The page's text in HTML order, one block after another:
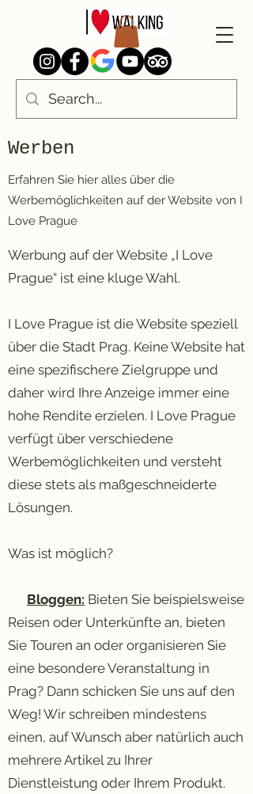
Werben
Erfahren Sie hier alles über die
Werbemöglichkeiten auf der Website von I
Love Prague
Werbung auf der Website „I Love
Prague“ ist eine kluge Wahl.
I Love Prague ist die Website speziell
über die Stadt Prag. Keine Website hat
eine spezifischere Zielgruppe und
daher wird Ihre Anzeige immer eine
hohe Rendite erzielen. I Love Prague
verfügt über verschiedene
Werbemöglichkeiten und versteht
diese stets als maßgeschneiderte
Lösungen.
Was ist möglich?
Bloggen: Bieten Sie beispielsweise
Reisen oder Unterkünfte an, bieten
Sie Touren an oder organisieren Sie
eine besondere Veranstaltung in
Prag? Dann schicken Sie uns auf den
Weg! Wir schreiben mindestens
einen, auf Wunsch aber natürlich auch
mehrere Artikel zu Ihrer
Dienstleistung oder Ihrem Produkt.